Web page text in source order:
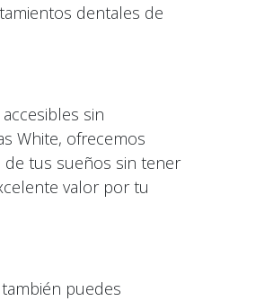
dentales de
sin
White, ofrecemos
de tus sueños sin tener
valor por tu
puedes